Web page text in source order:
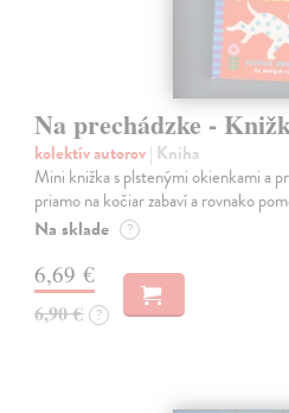
Na prechádzke -
kolektív autorov| Kniha
Mini knižka s plstenými okienkami a
priamo na kočiar zabaví a rovnako
Na sklade ?
6,69 €
6,90 € ?